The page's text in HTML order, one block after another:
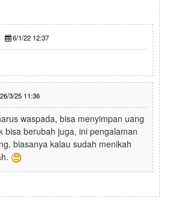
6/1/22 12:37
26/3/25 11:36
waspada, bisa menyimpan uang
bisa berubah juga, ini pengalaman
biasanya kalau sudah menikah